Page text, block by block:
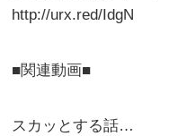
http://urx.red/IdgN
■関連動画■
スカッとする話…